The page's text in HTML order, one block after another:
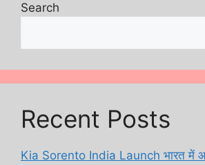
Search
Recent Posts
Kia Sorento India Launch भारत में